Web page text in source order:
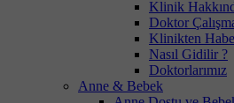
Klinik
Doktor
Klinikten
Nasıl Gidilir ?
Doktorlarımız
Anne & Bebek